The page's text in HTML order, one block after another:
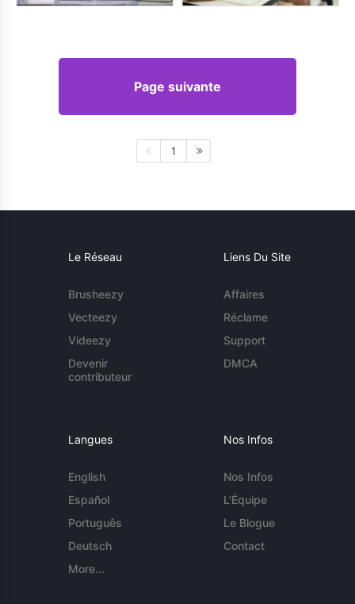
Page suivante
1
Le Réseau
Brusheezy
Vecteezy
Videezy
Devenir
contributeur
Liens Du Site
Affaires
Réclame
Support
DMCA
Langues
English
Español
Português
Deutsch
More...
Nos Infos
Nos Infos
L'Équipe
Le Blogue
Contact